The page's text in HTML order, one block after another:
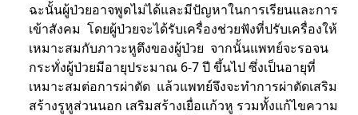
ฉะนั้นผู้ป่วยอาจพูดไม่ได้และมีปัญหาในการเรียนและการ
เข้าสังคม โดยผู้ป่วยจะได้รับเครื่องช่วยฟังที่ปรับเครื่องให้
เหมาะสมกับภาวะหูตึงของผู้ป่วย จากนั้นแพทย์จะรอจน
กระทั่งผู้ป่วยมีอายุประมาณ 6-7 ปี ขึ้นไป ซึ่งเป็นอายุที่
เหมาะสมต่อการผ่าตัด แล้วแพทย์จึงจะทำการผ่าตัดเสริม
สร้างรูหูส่วนนอก เสริมสร้างเยื่อแก้วหู รวมทั้งแก้ไขความ